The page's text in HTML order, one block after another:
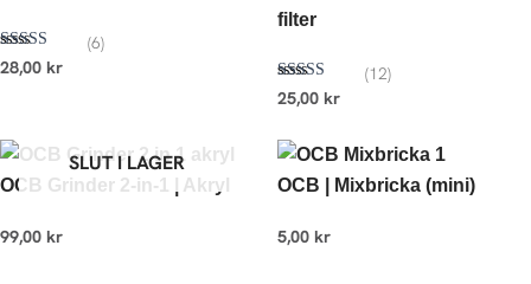
Betygsatt
5.00
(6)
28,00 kr
filter
Betygsatt
5.00
(12)
25,00 kr
SLUT I LAGER
OCB Grinder 2-in-1 | Akryl
99,00 kr
OCB | Mixbricka (mini)
5,00 kr